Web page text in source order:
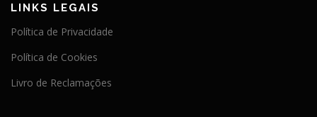
LINKS LEGAIS
Política de Privacidade
Política de Cookies
Livro de Reclamações